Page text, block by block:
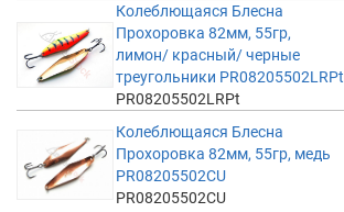
Колеблющаяся Блесна
Прохоровка 82мм, 55гр,
лимон/ красный/ черные
треугольники PR08205502LRPt
PR08205502LRPt
Колеблющаяся Блесна
Прохоровка 82мм, 55гр, медь
PR08205502CU
PR08205502CU